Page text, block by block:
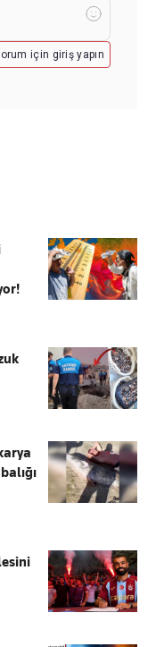
için giriş yapın